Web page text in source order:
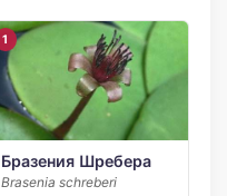
1
Бразения Шребера
Brasenia schreberi